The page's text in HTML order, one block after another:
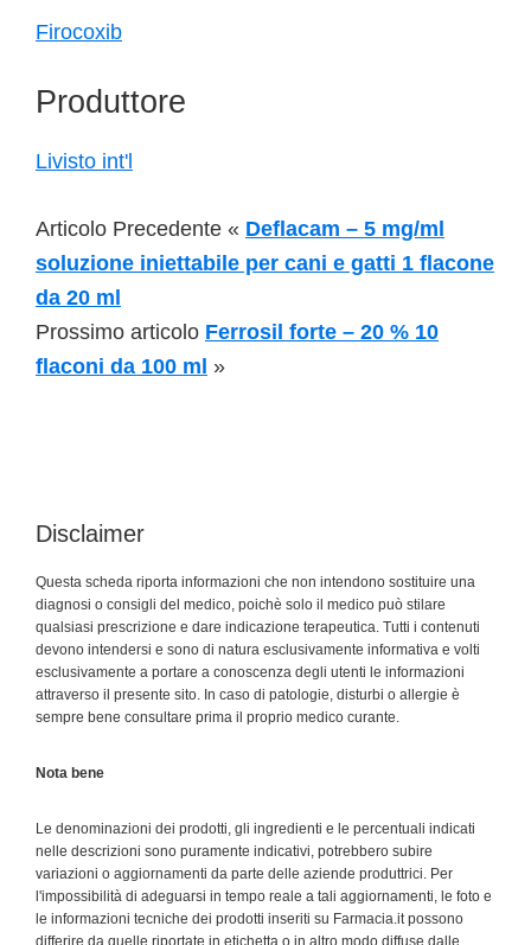
Firocoxib
Produttore
Livisto int'l
Articolo Precedente « Deflacam – 5 mg/ml
soluzione iniettabile per cani e gatti 1 flacone
da 20 ml
Prossimo articolo Ferrosil forte – 20 % 10
flaconi da 100 ml »
Disclaimer
Questa scheda riporta informazioni che non intendono sostituire una
diagnosi o consigli del medico, poichè solo il medico può stilare
qualsiasi prescrizione e dare indicazione terapeutica. Tutti i contenuti
devono intendersi e sono di natura esclusivamente informativa e volti
esclusivamente a portare a conoscenza degli utenti le informazioni
attraverso il presente sito. In caso di patologie, disturbi o allergie è
sempre bene consultare prima il proprio medico curante.
Nota bene
Le denominazioni dei prodotti, gli ingredienti e le percentuali indicati
nelle descrizioni sono puramente indicativi, potrebbero subire
variazioni o aggiornamenti da parte delle aziende produttrici. Per
l'impossibilità di adeguarsi in tempo reale a tali aggiornamenti, le foto e
le informazioni tecniche dei prodotti inseriti su Farmacia.it possono
differire da quelle riportate in etichetta o in altro modo diffuse dalle